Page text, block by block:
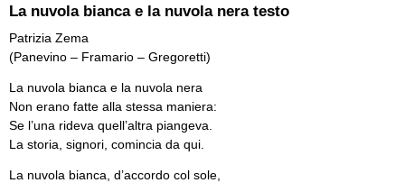
La nuvola bianca e la nuvola nera testo
Patrizia Zema
(Panevino – Framario – Gregoretti)
La nuvola bianca e la nuvola nera
Non erano fatte alla stessa maniera:
Se l’una rideva quell’altra piangeva.
La storia, signori, comincia da qui.
La nuvola bianca, d’accordo col sole,